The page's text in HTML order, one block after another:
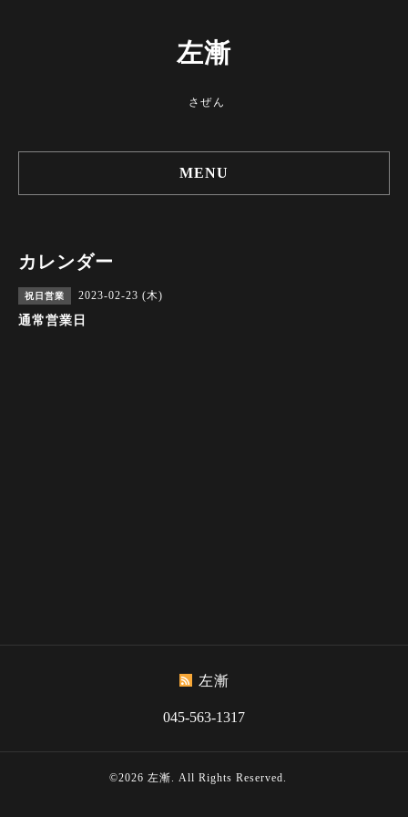
左漸
さぜん
MENU
カレンダー
祝日営業 2023-02-23 (木)
通常営業日
左漸
045-563-1317
©2026 左漸. All Rights Reserved.